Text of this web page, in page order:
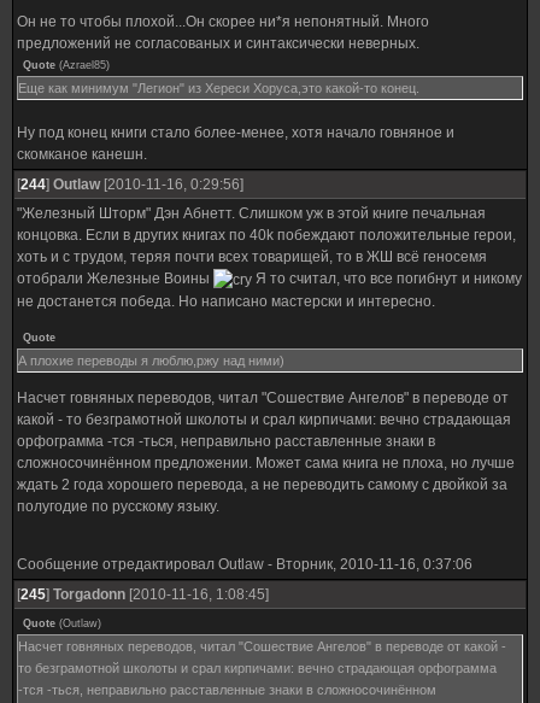
Он не то чтобы плохой...Он скорее ни*я непонятный. Много
предложений не согласованых и синтаксически неверных.
Quote (Azrael85)
Еще как минимум "Легион" из Хереси Хоруса,это какой-то конец.
Ну под конец книги стало более-менее, хотя начало говняное и
скомканое канешн.
[244] Outlaw[2010-11-16, 0:29:56]
"Железный Шторм" Дэн Абнетт. Слишком уж в этой книге печальная
концовка. Если в других книгах по 40k побеждают положительные герои,
хоть и с трудом, теряя почти всех товарищей, то в ЖШ всё геносемя
отобрали Железные Воины
Я то считал, что все погибнут и никому
не достанется победа. Но написано мастерски и интересно.
Quote
А плохие переводы я люблю,ржу над ними)
Насчет говняных переводов, читал "Сошествие Ангелов" в переводе от
какой - то безграмотной школоты и срал кирпичами: вечно страдающая
орфограмма -тся -ться, неправильно расставленные знаки в
сложносочинённом предложении. Может сама книга не плоха, но лучше
ждать 2 года хорошего перевода, а не переводить самому с двойкой за
полугодие по русскому языку.
Сообщение отредактировал Outlaw - Вторник, 2010-11-16, 0:37:06
[245] Torgadonn [2010-11-16, 1:08:45]
Quote (Outlaw)
Насчет говняных переводов, читал "Сошествие Ангелов" в переводе от какой -
то безграмотной школоты и срал кирпичами: вечно страдающая орфограмма
-тся -ться, неправильно расставленные знаки в сложносочинённом